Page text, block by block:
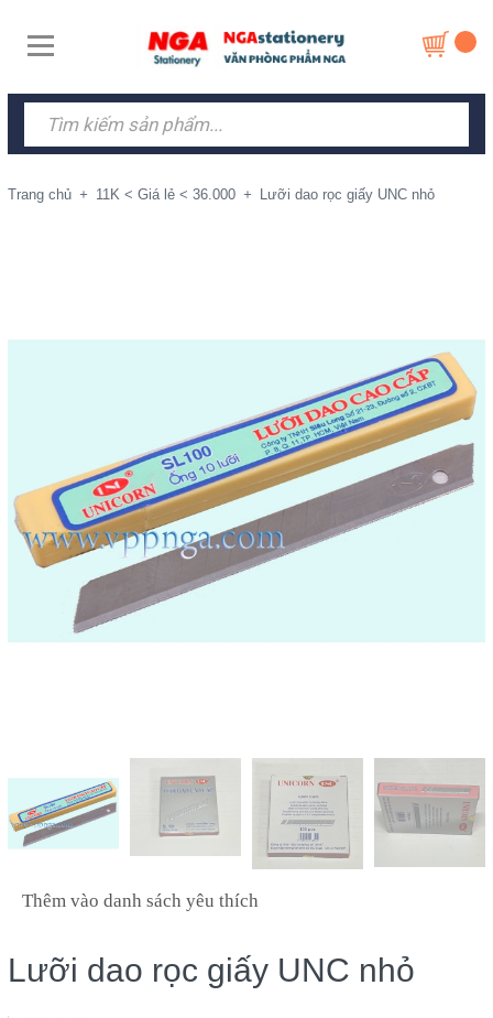
Trang chủ + 11K < Giá lẻ < 36.000 + Lưỡi dao rọc giấy UNC nhỏ
Thêm vào danh sách yêu thích
Lưỡi dao rọc giấy UNC nhỏ